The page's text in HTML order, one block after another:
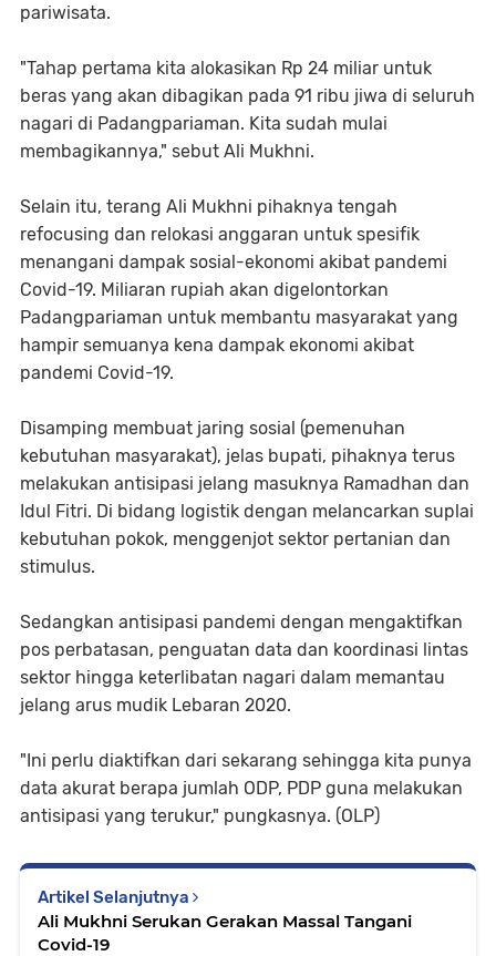
pariwisata.
"Tahap pertama kita alokasikan Rp 24 miliar untuk
beras yang akan dibagikan pada 91 ribu jiwa di seluruh
nagari di Padangpariaman. Kita sudah mulai
membagikannya," sebut Ali Mukhni.
Selain itu, terang Ali Mukhni pihaknya tengah
refocusing dan relokasi anggaran untuk spesifik
menangani dampak sosial-ekonomi akibat pandemi
Covid-19. Miliaran rupiah akan digelontorkan
Padangpariaman untuk membantu masyarakat yang
hampir semuanya kena dampak ekonomi akibat
pandemi Covid-19.
Disamping membuat jaring sosial (pemenuhan
kebutuhan masyarakat), jelas bupati, pihaknya terus
melakukan antisipasi jelang masuknya Ramadhan dan
Idul Fitri. Di bidang logistik dengan melancarkan suplai
kebutuhan pokok, menggenjot sektor pertanian dan
stimulus.
Sedangkan antisipasi pandemi dengan mengaktifkan
pos perbatasan, penguatan data dan koordinasi lintas
sektor hingga keterlibatan nagari dalam memantau
jelang arus mudik Lebaran 2020.
"Ini perlu diaktifkan dari sekarang sehingga kita punya
data akurat berapa jumlah ODP, PDP guna melakukan
antisipasi yang terukur," pungkasnya. (OLP)
Artikel Selanjutnya
Ali Mukhni Serukan Gerakan Massal Tangani
Covid-19